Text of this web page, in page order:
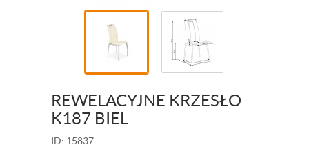
REWELACYJNE KRZESŁO
K187 BIEL
ID: 15837